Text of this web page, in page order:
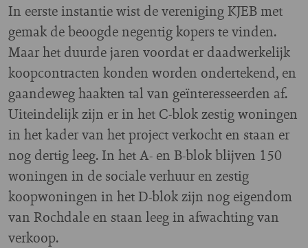
In eerste instantie wist de vereniging KJEB met
gemak de beoogde negentig kopers te vinden.
Maar het duurde jaren voordat er daadwerkelijk
koopcontracten konden worden ondertekend, en
gaandeweg haakten tal van geïnteresseerden af.
Uiteindelijk zijn er in het C-blok zestig woningen
in het kader van het project verkocht en staan er
nog dertig leeg. In het A- en B-blok blijven 150
woningen in de sociale verhuur en zestig
koopwoningen in het D-blok zijn nog eigendom
van Rochdale en staan leeg in afwachting van
verkoop.